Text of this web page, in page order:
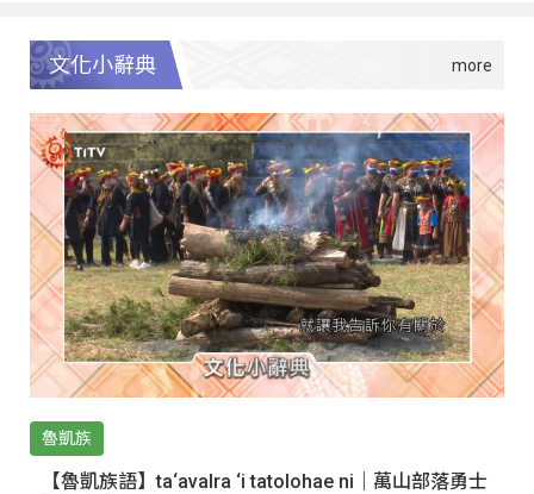
文化小辭典
魯凱族
【魯凱族語】ta‘avalra ‘i tatolohae ni｜萬山部落勇士